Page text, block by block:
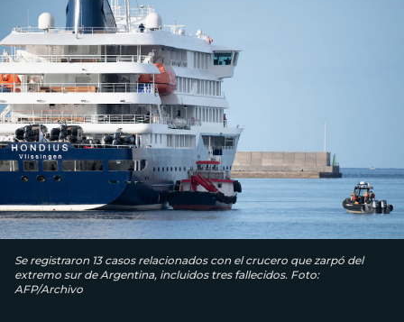
Se registraron 13 casos relacionados con el crucero que zarpó del
extremo sur de Argentina, incluidos tres fallecidos. Foto:
AFP/Archivo